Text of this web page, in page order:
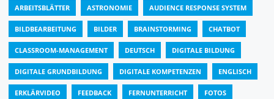
ARBEITSBLÄTTER ASTRONOMIE AUDIENCE RESPONSE SYSTEM
BILDBEARBEITUNG BILDER BRAINSTORMING CHATBOT
CLASSROOM-MANAGEMENT DEUTSCH DIGITALE BILDUNG
DIGITALE GRUNDBILDUNG DIGITALE KOMPETENZEN ENGLISCH
ERKLÄRVIDEO FEEDBACK FERNUNTERRICHT FOTOS